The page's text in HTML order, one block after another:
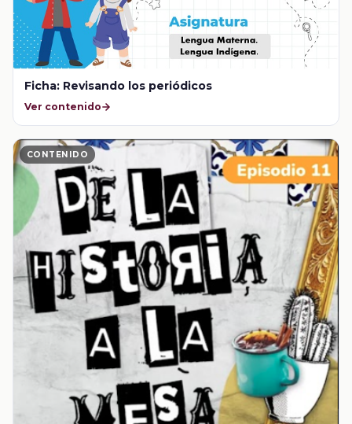
Ficha: Revisando los periódicos
Ver contenido
CONTENIDO